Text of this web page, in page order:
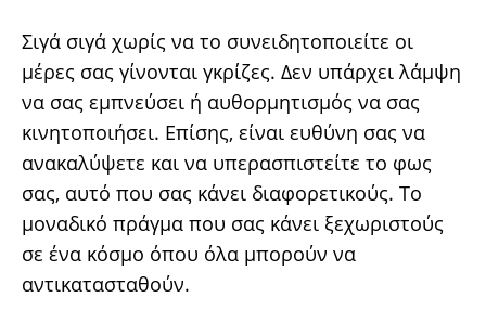
Σιγά σιγά χωρίς να το συνειδητοποιείτε οι
μέρες σας γίνονται γκρίζες. Δεν υπάρχει λάμψη
να σας εμπνεύσει ή αυθορμητισμός να σας
κινητοποιήσει. Επίσης, είναι ευθύνη σας να
ανακαλύψετε και να υπερασπιστείτε το φως
σας, αυτό που σας κάνει διαφορετικούς. Το
μοναδικό πράγμα που σας κάνει ξεχωριστούς
σε ένα κόσμο όπου όλα μπορούν να
αντικατασταθούν.